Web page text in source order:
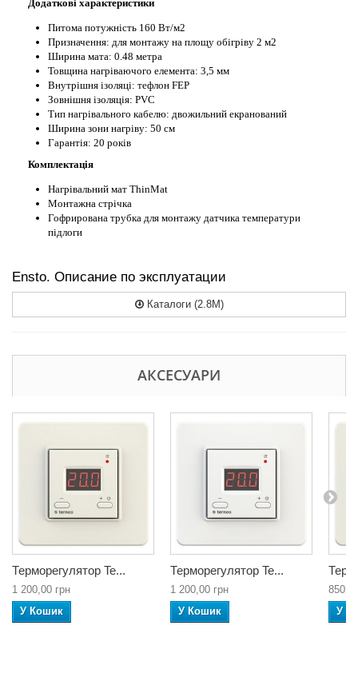
Додаткові характеристики
Питома потужність 160 Вт/м2
Призначення: для монтажу на площу обігріву 2 м2
Ширина мата: 0.48 метра
Товщина нагріваючого елемента: 3,5 мм
Внутрішня ізоляці: тефлон FEP
Зовнішня ізоляція: PVC
Тип нагрівального кабелю: двожильний екранований
Ширина зони нагріву: 50 см
Гарантія: 20 років
Комплектація
Нагрівальний мат ThinMat
Монтажна стрічка
Гофрирована трубка для монтажу датчика температури
підлоги
Ensto. Описание по эксплуатации
Каталоги (2.8M)
АКСЕСУАРИ
Терморегулятор Te...
1 200,00 грн
У Кошик
Терморегулятор Te...
1 200,00 грн
У Кошик
У